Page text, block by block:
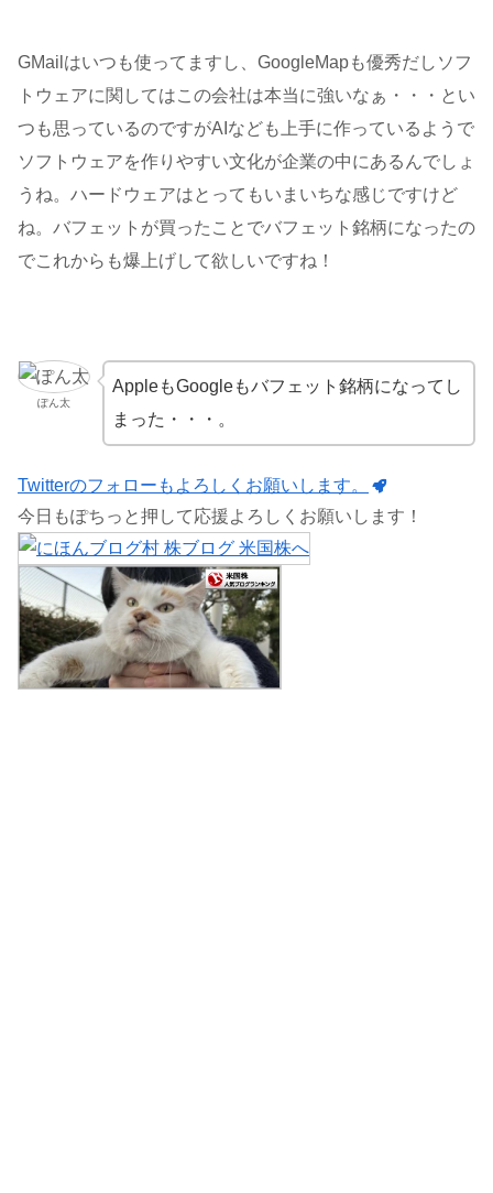
GMailはいつも使ってますし、GoogleMapも優秀だしソフ
トウェアに関してはこの会社は本当に強いなぁ・・・とい
つも思っているのですがAIなども上手に作っているようで
ソフトウェアを作りやすい文化が企業の中にあるんでしょ
うね。ハードウェアはとってもいまいちな感じですけど
ね。バフェットが買ったことでバフェット銘柄になったの
でこれからも爆上げして欲しいですね！
ぽん太
AppleもGoogleもバフェット銘柄になってし
まった・・・。
Twitterのフォローもよろしくお願いします。
今日もぽちっと押して応援よろしくお願いします！